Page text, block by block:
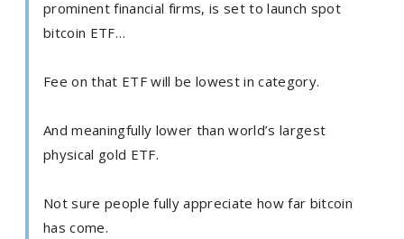
prominent financial firms, is set to launch spot
bitcoin ETF…
Fee on that ETF will be lowest in category.
And meaningfully lower than world’s largest
physical gold ETF.
Not sure people fully appreciate how far bitcoin
has come.